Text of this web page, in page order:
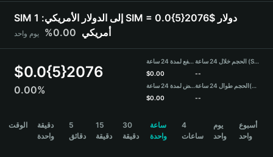
Deutsch
简体中文
Português (Portugal)
Bahasa Indonesia
বাংলা
SIM إلى الدولار الأمريكي: 1 SIM = 0.0{5}2076$ دولار
أمريكي 0.00% يوم واحد
$0.0{5}2076
0.00%
مرتفع لمدة 24 ساعة
$0.00
منخفض لمدة 24 ساعة
$0.00
الحجم خلال 24 ساعة (SIM)
--
الحجم طوال 24 ساعة(USDT)
--
الوقت
دقيقة
واحدة
5
دقائق
15
دقيقة
30
دقيقة
ساعة
واحدة
4
ساعات
يوم
واحد
أسبوع
واحد